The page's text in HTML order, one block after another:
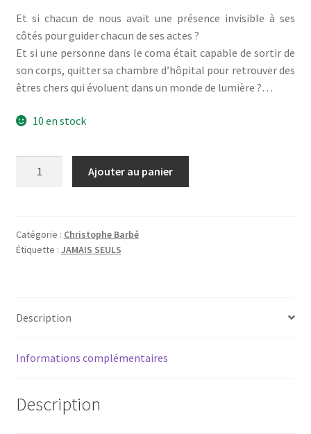
était :
20,00€.19,00€.
Et si chacun de nous avait une présence invisible à ses
côtés pour guider chacun de ses actes ?
Et si une personne dans le coma était capable de sortir de
son corps, quitter sa chambre d’hôpital pour retrouver des
êtres chers qui évoluent dans un monde de lumière ?…
10 en stock
Ajouter au panier
Catégorie : Christophe Barbé
Étiquette : JAMAIS SEULS
Description
Informations complémentaires
Description